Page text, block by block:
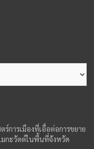
การเมืองที่เอื้อต่อการขยาย
มกะวัตต์ในพื้นที่จังหวัด